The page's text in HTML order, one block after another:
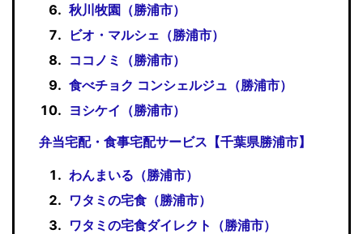
秋川牧園（勝浦市）
ビオ・マルシェ（勝浦市）
ココノミ（勝浦市）
食べチョク コンシェルジュ（勝浦市）
ヨシケイ（勝浦市）
弁当宅配・食事宅配サービス【千葉県勝浦市】
わんまいる（勝浦市）
ワタミの宅食（勝浦市）
ワタミの宅食ダイレクト（勝浦市）